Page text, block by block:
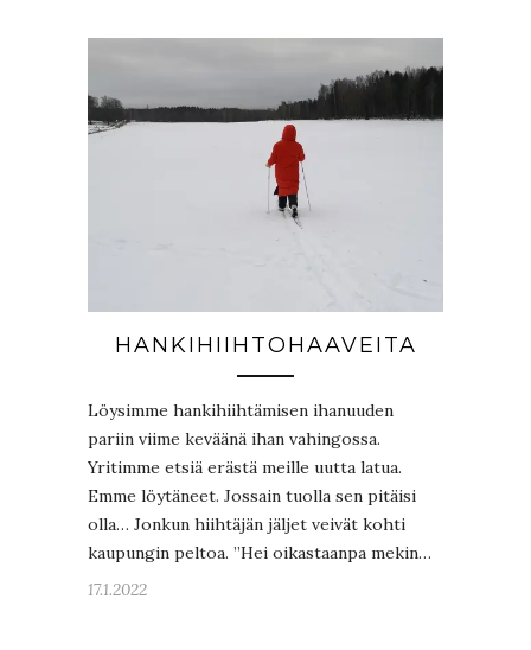
HANKIHIIHTOHAAVEITA
Löysimme hankihiihtämisen ihanuuden
pariin viime keväänä ihan vahingossa.
Yritimme etsiä erästä meille uutta latua.
Emme löytäneet. Jossain tuolla sen pitäisi
olla… Jonkun hiihtäjän jäljet veivät kohti
kaupungin peltoa. ”Hei oikastaanpa mekin…
17.1.2022